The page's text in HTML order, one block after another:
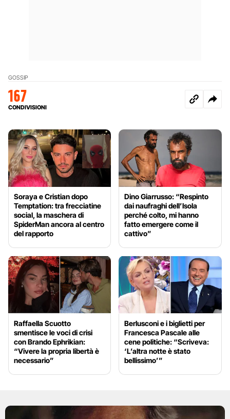
GOSSIP
167
CONDIVISIONI
Soraya e Cristian dopo
Temptation: tra frecciatine
social, la maschera di
SpiderMan ancora al centro
del rapporto
Dino Giarrusso: “Respinto
dai naufraghi dell’Isola
perché colto, mi hanno
fatto emergere come il
cattivo”
Raffaella Scuotto
smentisce le voci di crisi
con Brando Ephrikian:
“Vivere la propria libertà è
necessario”
Berlusconi e i biglietti per
Francesca Pascale alle
cene politiche: “Scriveva:
‘L’altra notte è stato
bellissimo’”